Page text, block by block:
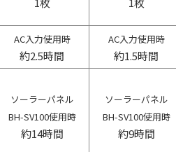
AC入力使用時
約2.5時間
AC入力使用時
約1.5時間
ソーラーパネル
BH-SV100使用時
約14時間
ソーラーパネル
BH-SV100使用時
約9時間